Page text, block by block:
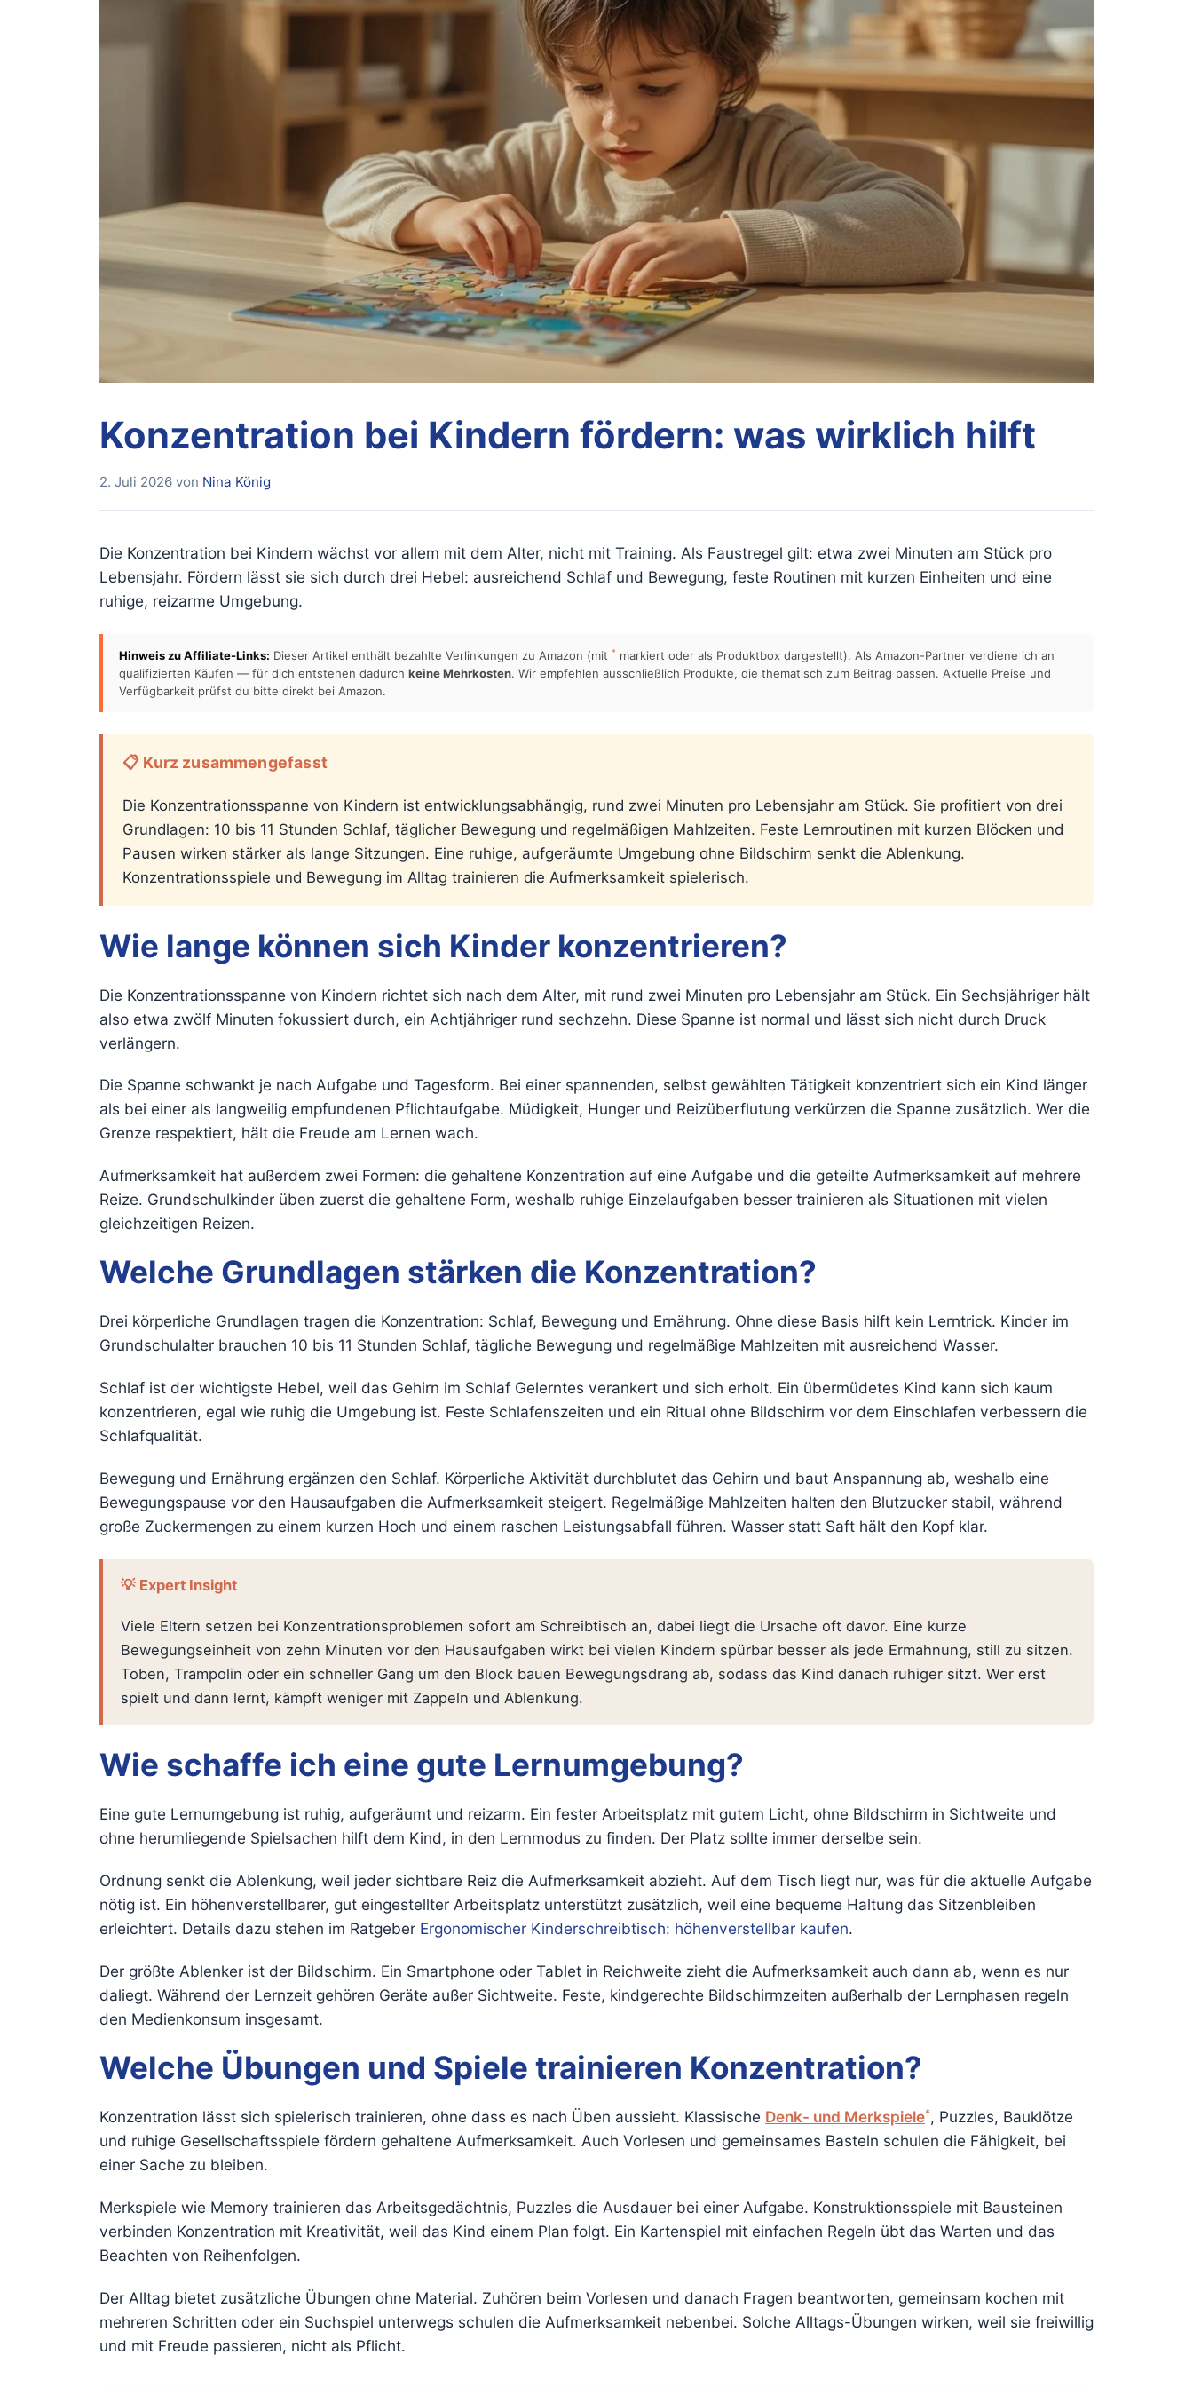
Konzentration bei Kindern fördern: was wirklich hilft
2. Juli 2026 von Nina König
Die Konzentration bei Kindern wächst vor allem mit dem Alter, nicht mit Training. Als Faustregel gilt: etwa zwei Minuten am Stück pro
Lebensjahr. Fördern lässt sie sich durch drei Hebel: ausreichend Schlaf und Bewegung, feste Routinen mit kurzen Einheiten und eine
ruhige, reizarme Umgebung.
Hinweis zu Affiliate-Links: Dieser Artikel enthält bezahlte Verlinkungen zu Amazon (mit * markiert oder als Produktbox dargestellt). Als Amazon-Partner verdiene ich an
qualifizierten Käufen — für dich entstehen dadurch keine Mehrkosten. Wir empfehlen ausschließlich Produkte, die thematisch zum Beitrag passen. Aktuelle Preise und
Verfügbarkeit prüfst du bitte direkt bei Amazon.
📋 Kurz zusammengefasst
Die Konzentrationsspanne von Kindern ist entwicklungsabhängig, rund zwei Minuten pro Lebensjahr am Stück. Sie profitiert von drei
Grundlagen: 10 bis 11 Stunden Schlaf, täglicher Bewegung und regelmäßigen Mahlzeiten. Feste Lernroutinen mit kurzen Blöcken und
Pausen wirken stärker als lange Sitzungen. Eine ruhige, aufgeräumte Umgebung ohne Bildschirm senkt die Ablenkung.
Konzentrationsspiele und Bewegung im Alltag trainieren die Aufmerksamkeit spielerisch.
Wie lange können sich Kinder konzentrieren?
Die Konzentrationsspanne von Kindern richtet sich nach dem Alter, mit rund zwei Minuten pro Lebensjahr am Stück. Ein Sechsjähriger hält
also etwa zwölf Minuten fokussiert durch, ein Achtjähriger rund sechzehn. Diese Spanne ist normal und lässt sich nicht durch Druck
verlängern.
Die Spanne schwankt je nach Aufgabe und Tagesform. Bei einer spannenden, selbst gewählten Tätigkeit konzentriert sich ein Kind länger
als bei einer als langweilig empfundenen Pflichtaufgabe. Müdigkeit, Hunger und Reizüberflutung verkürzen die Spanne zusätzlich. Wer die
Grenze respektiert, hält die Freude am Lernen wach.
Aufmerksamkeit hat außerdem zwei Formen: die gehaltene Konzentration auf eine Aufgabe und die geteilte Aufmerksamkeit auf mehrere
Reize. Grundschulkinder üben zuerst die gehaltene Form, weshalb ruhige Einzelaufgaben besser trainieren als Situationen mit vielen
gleichzeitigen Reizen.
Welche Grundlagen stärken die Konzentration?
Drei körperliche Grundlagen tragen die Konzentration: Schlaf, Bewegung und Ernährung. Ohne diese Basis hilft kein Lerntrick. Kinder im
Grundschulalter brauchen 10 bis 11 Stunden Schlaf, tägliche Bewegung und regelmäßige Mahlzeiten mit ausreichend Wasser.
Schlaf ist der wichtigste Hebel, weil das Gehirn im Schlaf Gelerntes verankert und sich erholt. Ein übermüdetes Kind kann sich kaum
konzentrieren, egal wie ruhig die Umgebung ist. Feste Schlafenszeiten und ein Ritual ohne Bildschirm vor dem Einschlafen verbessern die
Schlafqualität.
Bewegung und Ernährung ergänzen den Schlaf. Körperliche Aktivität durchblutet das Gehirn und baut Anspannung ab, weshalb eine
Bewegungspause vor den Hausaufgaben die Aufmerksamkeit steigert. Regelmäßige Mahlzeiten halten den Blutzucker stabil, während
große Zuckermengen zu einem kurzen Hoch und einem raschen Leistungsabfall führen. Wasser statt Saft hält den Kopf klar.
💡 Expert Insight
Viele Eltern setzen bei Konzentrationsproblemen sofort am Schreibtisch an, dabei liegt die Ursache oft davor. Eine kurze
Bewegungseinheit von zehn Minuten vor den Hausaufgaben wirkt bei vielen Kindern spürbar besser als jede Ermahnung, still zu sitzen.
Toben, Trampolin oder ein schneller Gang um den Block bauen Bewegungsdrang ab, sodass das Kind danach ruhiger sitzt. Wer erst
spielt und dann lernt, kämpft weniger mit Zappeln und Ablenkung.
Wie schaffe ich eine gute Lernumgebung?
Eine gute Lernumgebung ist ruhig, aufgeräumt und reizarm. Ein fester Arbeitsplatz mit gutem Licht, ohne Bildschirm in Sichtweite und
ohne herumliegende Spielsachen hilft dem Kind, in den Lernmodus zu finden. Der Platz sollte immer derselbe sein.
Ordnung senkt die Ablenkung, weil jeder sichtbare Reiz die Aufmerksamkeit abzieht. Auf dem Tisch liegt nur, was für die aktuelle Aufgabe
nötig ist. Ein höhenverstellbarer, gut eingestellter Arbeitsplatz unterstützt zusätzlich, weil eine bequeme Haltung das Sitzenbleiben
erleichtert. Details dazu stehen im Ratgeber Ergonomischer Kinderschreibtisch: höhenverstellbar kaufen.
Der größte Ablenker ist der Bildschirm. Ein Smartphone oder Tablet in Reichweite zieht die Aufmerksamkeit auch dann ab, wenn es nur
daliegt. Während der Lernzeit gehören Geräte außer Sichtweite. Feste, kindgerechte Bildschirmzeiten außerhalb der Lernphasen regeln
den Medienkonsum insgesamt.
Welche Übungen und Spiele trainieren Konzentration?
Konzentration lässt sich spielerisch trainieren, ohne dass es nach Üben aussieht. Klassische Denk- und Merkspiele*, Puzzles, Bauklötze
und ruhige Gesellschaftsspiele fördern gehaltene Aufmerksamkeit. Auch Vorlesen und gemeinsames Basteln schulen die Fähigkeit, bei
einer Sache zu bleiben.
Merkspiele wie Memory trainieren das Arbeitsgedächtnis, Puzzles die Ausdauer bei einer Aufgabe. Konstruktionsspiele mit Bausteinen
verbinden Konzentration mit Kreativität, weil das Kind einem Plan folgt. Ein Kartenspiel mit einfachen Regeln übt das Warten und das
Beachten von Reihenfolgen.
Der Alltag bietet zusätzliche Übungen ohne Material. Zuhören beim Vorlesen und danach Fragen beantworten, gemeinsam kochen mit
mehreren Schritten oder ein Suchspiel unterwegs schulen die Aufmerksamkeit nebenbei. Solche Alltags-Übungen wirken, weil sie freiwillig
und mit Freude passieren, nicht als Pflicht.